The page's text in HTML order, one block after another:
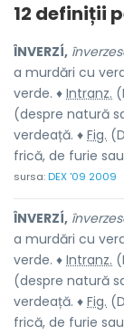
12 definiții
ÎNVERZÍ,
a murdări cu
verde. ♦ Intranz.
(despre natură
verdeață. ♦ Fig.
frică, de furie
sursa:DEX '09 2009
ÎNVERZÍ,
a murdări cu
verde. ♦ Intranz.
(despre natură
verdeață. ♦ Fig.
frică, de furie